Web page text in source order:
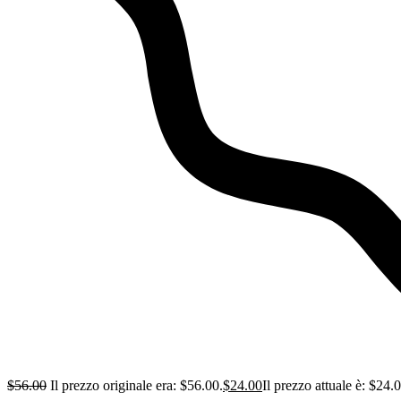
$56.00 Il prezzo originale era: $56.00.$24.00Il prezzo attuale è: